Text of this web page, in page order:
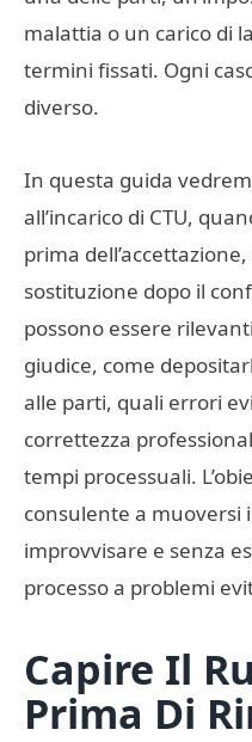
malattia o un carico di
termini fissati. Ogni
diverso.
In questa guida
all’incarico di CTU,
prima
sostituzione dopo il
possono essere
giudice, come
alle parti, quali errori
correttezza
tempi processuali.
consulente a muoversi
improvvisare e senza
processo a problemi
Capire Il
Prima Di